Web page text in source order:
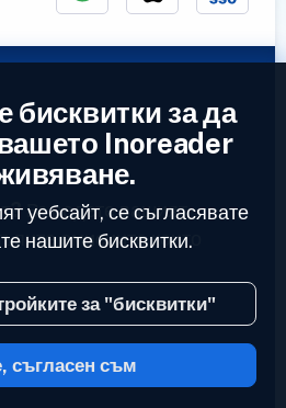
Въведете вашият
емисиите които
© Inoreader
бисквитки за да
Inoreader
уебсайт, се съгласявате
нашите бисквитки.
за "бисквитки"
съгласен съм